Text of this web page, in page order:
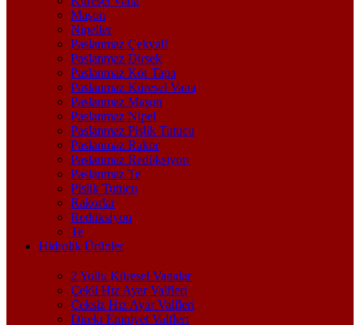
Maşon
Nipeller
Paslanmaz Çekvalf
Paslanmaz Dirsek
Paslanmaz Kör Tapa
Paslanmaz Küresel Vana
Paslanmaz Maşon
Paslanmaz Nipel
Paslanmaz Pislik Tutucu
Paslanmaz Rakor
Paslanmaz Redüksiyon
Paslanmaz Te
Pislik Tutucu
Rakorlar
Redüksiyon
Te
Hidrolik Ürünler
2 Yollu Küresel Vanalar
Çekli Hız Ayar Valfleri
Çeksiz Hız Ayar Valfleri
Direkt Emniyet Valfleri